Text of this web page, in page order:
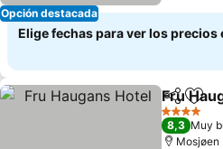
Opción destacada
Elige fechas para ver los precios
Fru
4 Estrellas
8,3 Muy
Mosjøen